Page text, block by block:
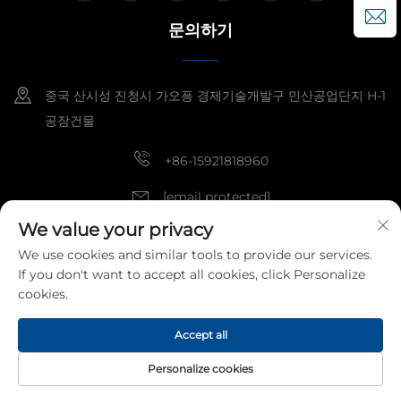
문의하기
중국 산시성 진청시 가오픙 경제기술개발구 민산공업단지 H-1
공장건물
+86-15921818960
[email protected]
Copyright © 2026 Kangshuo Electric Group Co., Ltd. All right
reserved 개인정보 처리방침
We value your privacy
We use cookies and similar tools to provide our services.
If you don't want to accept all cookies, click Personalize
cookies.
Personalize cookies
Accept all